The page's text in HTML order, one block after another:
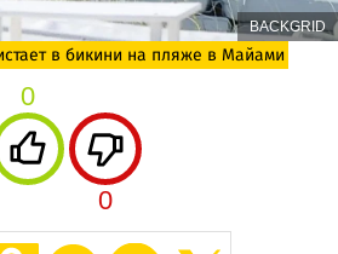
BACKGRID
в бикини на пляже в Майами
0
0